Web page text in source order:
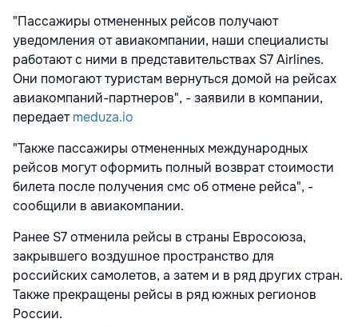
"Пассажиры отмененных рейсов получают
уведомления от авиакомпании, наши специалисты
работают с ними в представительствах S7 Airlines.
Они помогают туристам вернуться домой на рейсах
авиакомпаний-партнеров", - заявили в компании,
передаетmeduza.io
"Также пассажиры отмененных международных
рейсов могут оформить полный возврат стоимости
билета после получения смс об отмене рейса", -
сообщили в авиакомпании.
Ранее S7 отменила рейсы в страны Евросоюза,
закрывшего воздушное пространство для
российских самолетов, а затем и в ряд других стран.
Также прекращены рейсы в ряд южных регионов
России.